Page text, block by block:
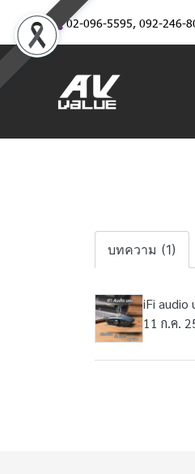
02-096-5595, 092-246-
บทความ (1)
iFi audio
11 ก.ค.